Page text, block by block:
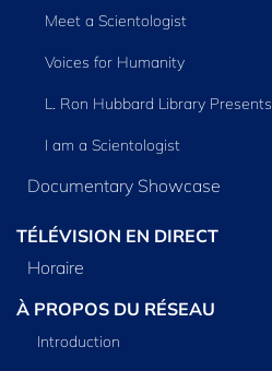
Meet a Scientologist
Voices for Humanity
L. Ron Hubbard Library Presents
I am a Scientologist
Documentary Showcase
TÉLÉVISION EN DIRECT
Horaire
À PROPOS DU RÉSEAU
Introduction